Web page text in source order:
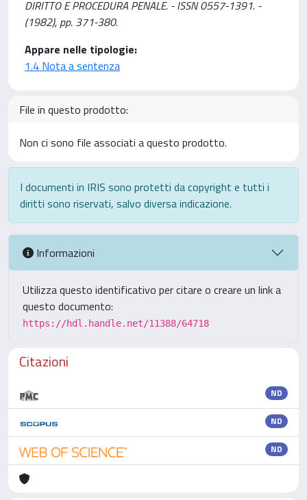
DIRITTO E PROCEDURA PENALE. - ISSN 0557-1391. -
(1982), pp. 371-380.
Appare nelle tipologie:
1.4 Nota a sentenza
File in questo prodotto:
Non ci sono file associati a questo prodotto.
I documenti in IRIS sono protetti da copyright e tutti i
diritti sono riservati, salvo diversa indicazione.
Informazioni
Utilizza questo identificativo per citare o creare un link a
questo documento:
https://hdl.handle.net/11388/64718
Citazioni
ND
ND
ND